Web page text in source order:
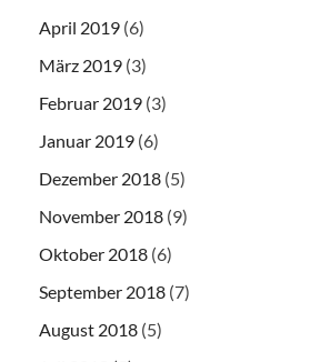
April 2019 (6)
März 2019 (3)
Februar 2019 (3)
Januar 2019 (6)
Dezember 2018 (5)
November 2018 (9)
Oktober 2018 (6)
September 2018 (7)
August 2018 (5)